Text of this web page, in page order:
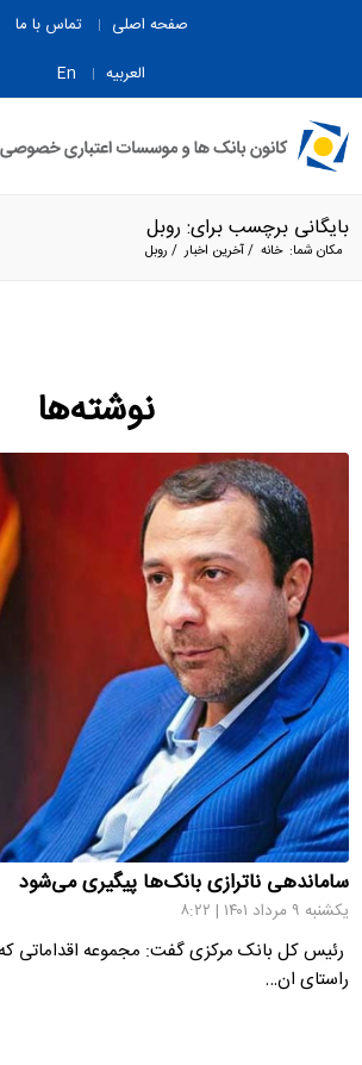
صفحه اصلی
تماس با ما
العربیه
En
بایگانی برچسب برای: روبل
مکان شما: خانه /آخرین اخبار / روبل
نوشته‌ها
ساماندهی ناترازی بانک‌ها پیگیری می‌شود
یکشنبه ۹ مرداد ۱۴۰۱ | ۸:۲۲
رئیس کل بانک مرکزی گفت: مجموعه اقداماتی
راستای ان…